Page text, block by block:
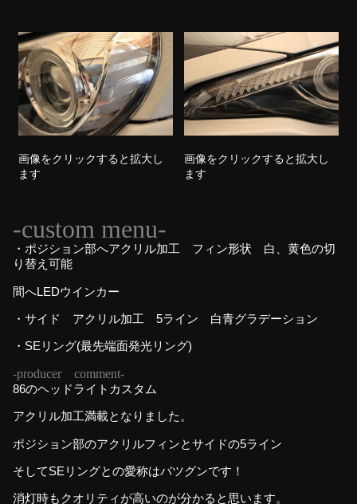
画像をクリックすると拡大し
ます
画像をクリックすると拡大し
ます
-custom menu-
・ポジション部へアクリル加工 フィン形状 白、黄色の切
り替え可能
間へLEDウインカー
・サイド アクリル加工 5ライン 白青グラデーション
・SEリング(最先端面発光リング)
-producer comment-
86のヘッドライトカスタム
アクリル加工満載となりました。
ポジション部のアクリルフィンとサイドの5ライン
そしてSEリングとの愛称はバツグンです！
消灯時もクオリティが高いのが分かると思います。